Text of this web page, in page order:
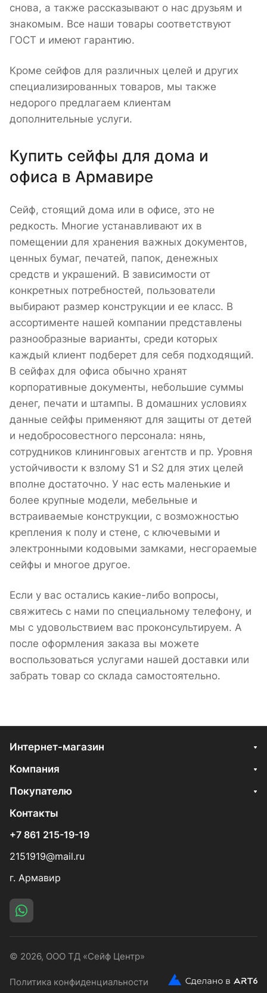
снова, а также рассказывают о нас друзьям и
знакомым. Все наши товары соответствуют
ГОСТ и имеют гарантию.
Кроме сейфов для различных целей и других
специализированных товаров, мы также
недорого предлагаем клиентам
дополнительные услуги.
Купить сейфы для дома и
офиса в Армавире
Сейф, стоящий дома или в офисе, это не
редкость. Многие устанавливают их в
помещении для хранения важных документов,
ценных бумаг, печатей, папок, денежных
средств и украшений. В зависимости от
конкретных потребностей, пользователи
выбирают размер конструкции и ее класс. В
ассортименте нашей компании представлены
разнообразные варианты, среди которых
каждый клиент подберет для себя подходящий.
В сейфах для офиса обычно хранят
корпоративные документы, небольшие суммы
денег, печати и штампы. В домашних условиях
данные сейфы применяют для защиты от детей
и недобросовестного персонала: нянь,
сотрудников клининговых агентств и пр. Уровня
устойчивости к взлому S1 и S2 для этих целей
вполне достаточно. У нас есть маленькие и
более крупные модели, мебельные и
встраиваемые конструкции, с возможностью
крепления к полу и стене, с ключевыми и
электронными кодовыми замками, несгораемые
сейфы и многое другое.
Если у вас остались какие-либо вопросы,
свяжитесь с нами по специальному телефону, и
мы с удовольствием вас проконсультируем. А
после оформления заказа вы можете
воспользоваться услугами нашей доставки или
забрать товар со склада самостоятельно.
Интернет-магазин
Компания
Покупателю
Контакты
+7 861 215-19-19
2151919@mail.ru
г. Армавир
© 2026, ООО ТД «Сейф Центр»
Политика конфиденциальности